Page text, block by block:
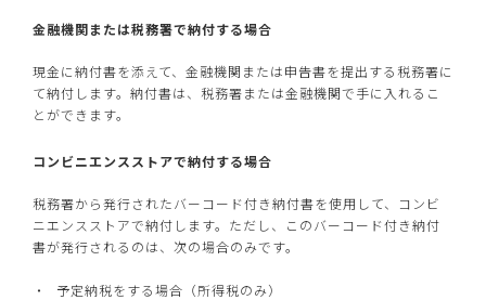
金融機関または税務署で納付する場合
現金に納付書を添えて、金融機関または申告書を提出する税務署に
て納付します。納付書は、税務署または金融機関で手に入れるこ
とができます。
コンビニエンスストアで納付する場合
税務署から発行されたバーコード付き納付書を使用して、コンビ
ニエンスストアで納付します。ただし、このバーコード付き納付
書が発行されるのは、次の場合のみです。
予定納税をする場合（所得税のみ）